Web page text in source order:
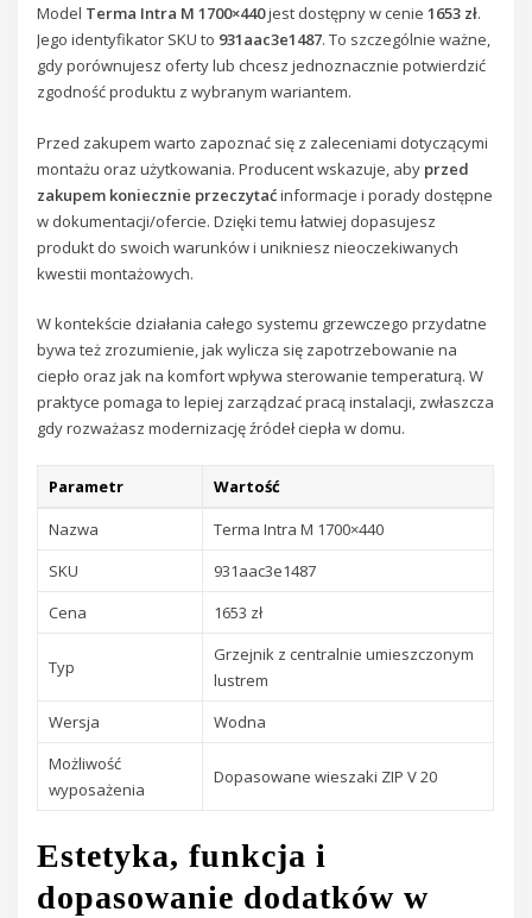
Model Terma Intra M 1700×440jest dostępny w cenie1653 zł.
Jego identyfikator SKU to 931aac3e1487. To szczególnie ważne,
gdy porównujesz oferty lub chcesz jednoznacznie potwierdzić
zgodność produktu z wybranym wariantem.
Przed zakupem warto zapoznać się z zaleceniami dotyczącymi
montażu oraz użytkowania. Producent wskazuje, aby przed
zakupem koniecznie przeczytaćinformacje i porady dostępne
w dokumentacji/ofercie. Dzięki temu łatwiej dopasujesz
produkt do swoich warunków i unikniesz nieoczekiwanych
kwestii montażowych.
W kontekście działania całego systemu grzewczego przydatne
bywa też zrozumienie, jak wylicza się zapotrzebowanie na
ciepło oraz jak na komfort wpływa sterowanie temperaturą. W
praktyce pomaga to lepiej zarządzać pracą instalacji, zwłaszcza
gdy rozważasz modernizację źródeł ciepła w domu.
Parametr
Wartość
Nazwa
Terma Intra M 1700×440
SKU
931aac3e1487
Cena
1653 zł
Typ
Grzejnik z centralnie umieszczonym
lustrem
Wersja
Wodna
Możliwość
wyposażenia
Dopasowane wieszaki ZIP V 20
Estetyka, funkcja i
dopasowanie dodatków w